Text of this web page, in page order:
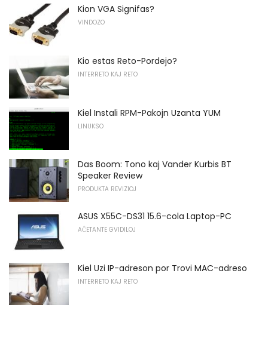
Kion VGA Signifas?
VINDOZO
Kio estas Reto-Pordejo?
INTERRETO KAJ RETO
Kiel Instali RPM-Pakojn Uzanta YUM
LINUKSO
Das Boom: Tono kaj Vander Kurbis BT
Speaker Review
PRODUKTA REVIZIOJ
ASUS X55C-DS31 15.6-cola Laptop-PC
AĈETANTE GVIDILOJ
Kiel Uzi IP-adreson por Trovi MAC-adreso
INTERRETO KAJ RETO